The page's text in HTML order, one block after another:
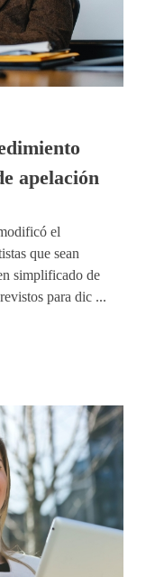
apelación
el
que sean
simplificado de
para dic ...